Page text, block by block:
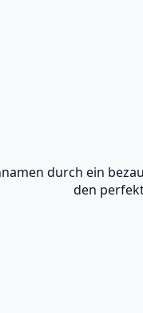
durch ein
den